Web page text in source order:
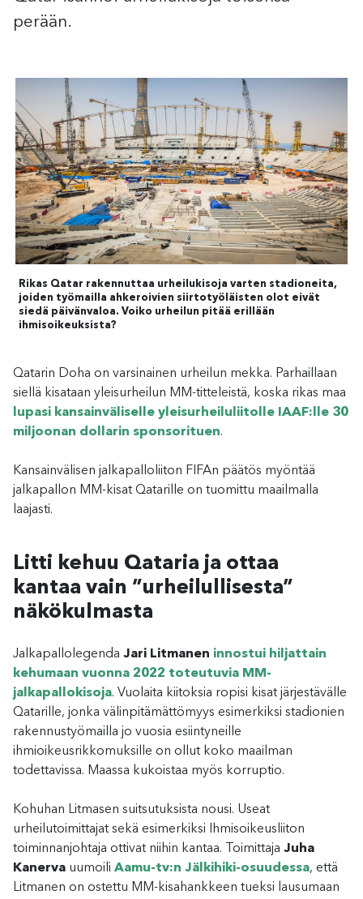
perään.
Rikas Qatar rakennuttaa urheilukisoja varten stadioneita,
joiden työmailla ahkeroivien siirtotyöläisten olot eivät
siedä päivänvaloa. Voiko urheilun pitää erillään
ihmisoikeuksista?
Qatarin Doha on varsinainen urheilun mekka. Parhaillaan
siellä kisataan yleisurheilun MM-titteleistä, koska rikas maa
lupasi kansainväliselle yleisurheiluliitolle IAAF:lle 30
miljoonan dollarin sponsorituen.
Kansainvälisen jalkapalloliiton FIFAn päätös myöntää
jalkapallon MM-kisat Qatarille on tuomittu maailmalla
laajasti.
Litti kehuu Qataria ja ottaa
kantaa vain ”urheilullisesta”
näkökulmasta
Jalkapallolegenda Jari Litmanen innostui hiljattain
kehumaan vuonna 2022 toteutuvia MM-
jalkapallokisoja. Vuolaita kiitoksia ropisi kisat järjestävälle
Qatarille, jonka välinpitämättömyys esimerkiksi stadionien
rakennustyömailla jo vuosia esiintyneille
ihmioikeusrikkomuksille on ollut koko maailman
todettavissa. Maassa kukoistaa myös korruptio.
Kohuhan Litmasen suitsutuksista nousi. Useat
urheilutoimittajat sekä esimerkiksi Ihmisoikeusliiton
toiminnanjohtaja ottivat niihin kantaa. Toimittaja Juha
Kanerva uumoili Aamu-tv:n Jälkihiki-osuudessa, että
Litmanen on ostettu MM-kisahankkeen tueksi lausumaan